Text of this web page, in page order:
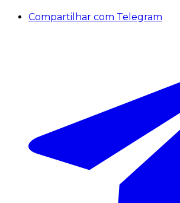
Compartilhar com Telegram